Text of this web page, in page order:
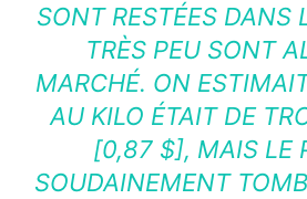
SONT RESTÉES DANS
TRÈS PEU SONT
MARCHÉ. ON
AU KILO ÉTAIT DE
[0,87 $], MAIS LE
SOUDAINEMENT